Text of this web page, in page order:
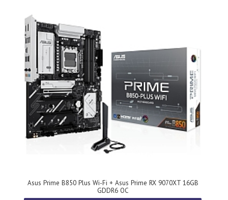
Asus Prime B850 Plus Wi-Fi + Asus Prime RX 9070XT 16GB
GDDR6 OC